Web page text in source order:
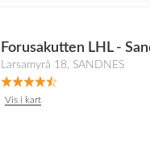
Forusakutten LHL -
Larsamyrå 18, SANDNES
Vis i kart